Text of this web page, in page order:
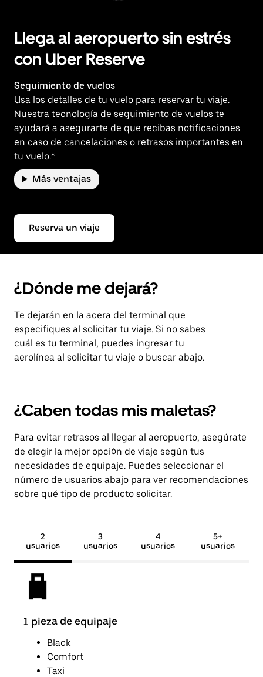
Llega al aeropuerto sin estrés
con Uber Reserve
Seguimiento de vuelos
Usa los detalles de tu vuelo para reservar tu viaje.
Nuestra tecnología de seguimiento de vuelos te
ayudará a asegurarte de que recibas notificaciones
en caso de cancelaciones o retrasos importantes en
tu vuelo.*
Más ventajas
Reserva un viaje
¿Dónde me dejará?
Te dejarán en la acera del terminal que
especifiques al solicitar tu viaje. Si no sabes
cuál es tu terminal, puedes ingresar tu
aerolínea al solicitar tu viaje o buscar abajo.
¿Caben todas mis maletas?
Para evitar retrasos al llegar al aeropuerto, asegúrate
de elegir la mejor opción de viaje según tus
necesidades de equipaje. Puedes seleccionar el
número de usuarios abajo para ver recomendaciones
sobre qué tipo de producto solicitar.
2
usuarios
3
usuarios
4
usuarios
5+
usuarios
1 pieza de equipaje
Black
Comfort
Taxi